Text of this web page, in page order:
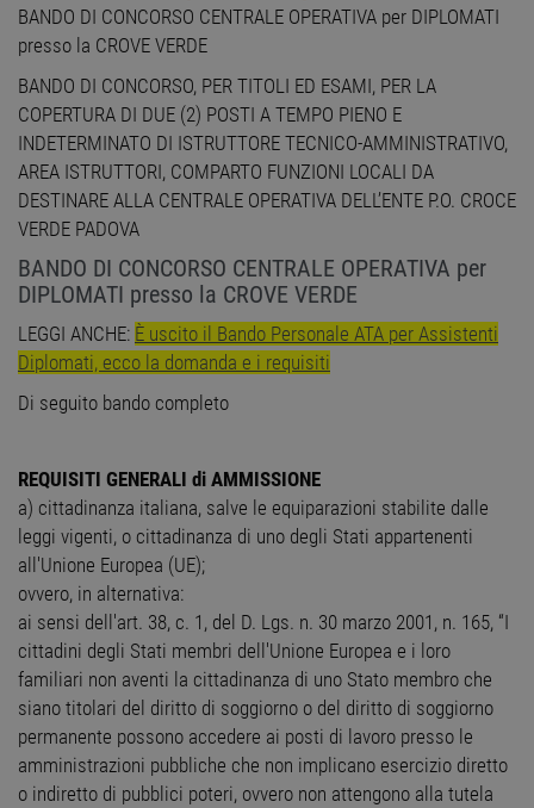
BANDO DI CONCORSO CENTRALE OPERATIVA per DIPLOMATI
presso la CROVE VERDE
BANDO DI CONCORSO, PER TITOLI ED ESAMI, PER LA
COPERTURA DI DUE (2) POSTI A TEMPO PIENO E
INDETERMINATO DI ISTRUTTORE TECNICO-AMMINISTRATIVO,
AREA ISTRUTTORI, COMPARTO FUNZIONI LOCALI DA
DESTINARE ALLA CENTRALE OPERATIVA DELL’ENTE P.O. CROCE
VERDE PADOVA
BANDO DI CONCORSO CENTRALE OPERATIVA per
DIPLOMATI presso la CROVE VERDE
LEGGI ANCHE: È uscito il Bando Personale ATA per Assistenti
Diplomati, ecco la domanda e i requisiti
Di seguito bando completo
REQUISITI GENERALI di AMMISSIONE
a) cittadinanza italiana, salve le equiparazioni stabilite dalle
leggi vigenti, o cittadinanza di uno degli Stati appartenenti
all'Unione Europea (UE);
ovvero, in alternativa:
ai sensi dell'art. 38, c. 1, del D. Lgs. n. 30 marzo 2001, n. 165, “I
cittadini degli Stati membri dell'Unione Europea e i loro
familiari non aventi la cittadinanza di uno Stato membro che
siano titolari del diritto di soggiorno o del diritto di soggiorno
permanente possono accedere ai posti di lavoro presso le
amministrazioni pubbliche che non implicano esercizio diretto
o indiretto di pubblici poteri, ovvero non attengono alla tutela